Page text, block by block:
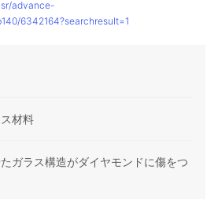
advance-
6342164?searchresult=1
材料
ガラス構造がダイヤモンドに傷をつ